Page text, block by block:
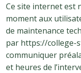
Ce site internet est
moment aux
de maintenance
par https://college-
communiquer
et heures de